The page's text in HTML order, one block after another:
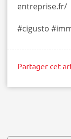
entreprise.fr/
#cigusto
Partager cet